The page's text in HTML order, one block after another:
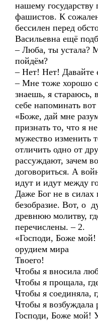
нашему
фашистов. К
бессилен перед
Васильевна ещё
– Люба, ты устала?
пойдём?
– Нет! Нет! Давайте
– Мне тоже хорошо
знаешь, я стараюсь,
себе напоминать
«Боже, дай мне
признать то, что я
мужество изменить
отличить одно от
рассуждают, зачем
договориться. А
идут и идут между
Даже Бог не в силах
безобразие. Вот, о
древнюю молитву,
перечислены. –
«Господи, Боже
орудием мира
Твоего!
Чтобы я вносила
Чтобы я прощала,
Чтобы я соединяла,
Чтобы я возбуждала
Господи, Боже мой!